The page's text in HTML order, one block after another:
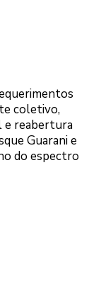
coletivo,
e reabertura
Guarani e
do espectro